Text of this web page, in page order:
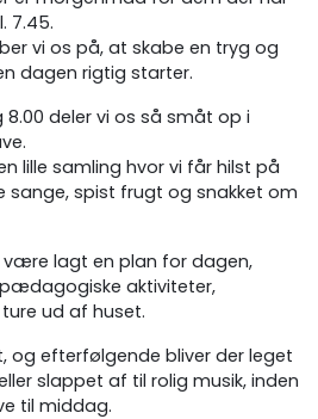
7.45.
vi os på, at skabe en tryg og
dagen rigtig starter.
deler vi os så småt op i
lille samling hvor vi får hilst på
sange, spist frugt og snakket om
være lagt en plan for dagen,
aktiviteter,
ud af huset.
og efterfølgende bliver der leget
slappet af til rolig musik, inden
til middag.